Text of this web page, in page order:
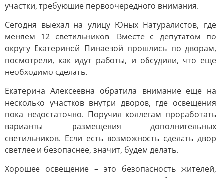
участки, требующие первоочередного внимания.
Сегодня выехал на улицу Юных Натуралистов, где
меняем 12 светильников. Вместе с депутатом по
округу Екатериной Пинаевой прошлись по дворам,
посмотрели, как идут работы, и обсудили, что еще
необходимо сделать.
Екатерина Алексеевна обратила внимание еще на
несколько участков внутри дворов, где освещения
пока недостаточно. Поручил коллегам проработать
варианты размещения дополнительных
светильников. Если есть возможность сделать двор
светлее и безопаснее, значит, будем делать.
Хорошее освещение – это безопасность жителей,